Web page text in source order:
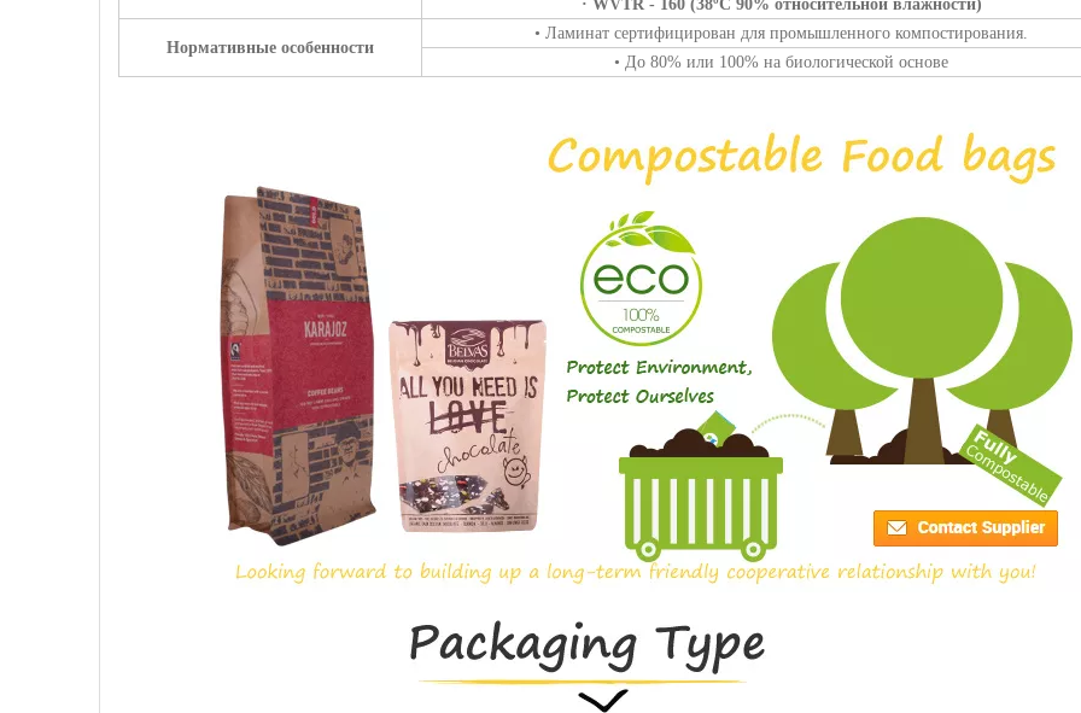
· WVTR - 160 (38ºC 90% относительной влажности)
Нормативные особенности
• Ламинат сертифицирован для промышленного компостирования.
• До 80% или 100% на биологической основе